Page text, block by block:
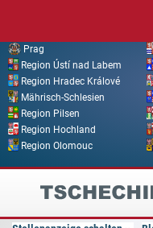
Prag
Region Ústí nad Labem
Region Hradec Králové
Mährisch-Schlesien
Region Pilsen
Region Hochland
Region Olomouc